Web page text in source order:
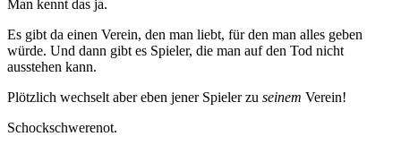
Man kennt das ja.
Es gibt da einen Verein, den man liebt, für den man alles geben
würde. Und dann gibt es Spieler, die man auf den Tod nicht
ausstehen kann.
Plötzlich wechselt aber eben jener Spieler zu seinem Verein!
Schockschwerenot.